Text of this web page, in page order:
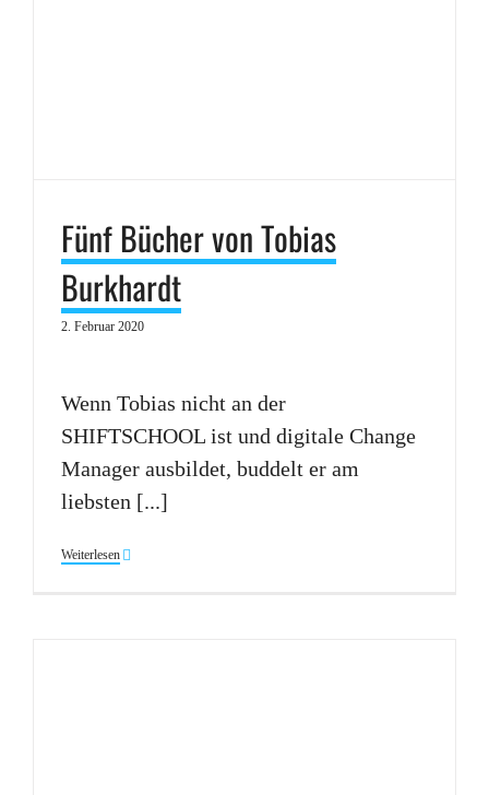
Fünf Bücher von Tobias
Burkhardt
2. Februar 2020
Wenn Tobias nicht an der
SHIFTSCHOOL ist und digitale Change
Manager ausbildet, buddelt er am
liebsten [...]
Weiterlesen